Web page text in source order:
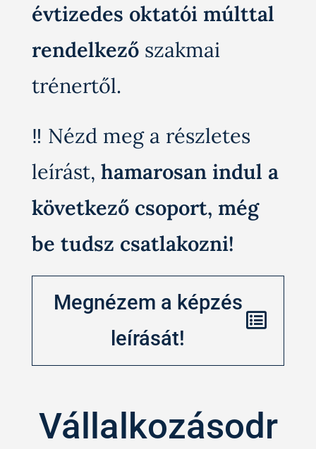
évtizedes oktatói múlttal
rendelkezőszakmai
trénertől.
‼️ Nézd meg a részletes
leírást, hamarosan indul a
következő csoport, még
be tudsz csatlakozni!
Megnézem a képzés
leírását!
Vállalkozásodr